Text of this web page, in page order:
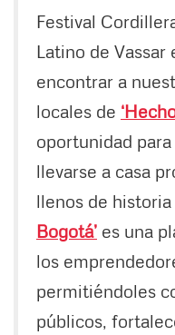
Festival
Latino de Vassar
encontrar a
locales de
oportunidad
llevarse a casa
llenos de
Bogotá’ es una
los
permitiéndoles
públicos,